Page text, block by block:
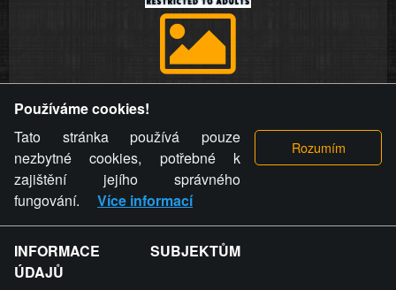
videa a komentáře. Osoba, které se toto opatření provozovatele
stránky týče, ani osoba, která umístila fotografii nebo video na
stránku, nemůže z důvodu odstranění fotografie, videa nebo
komentáře pro výše uvedenou okolnost uplatnit vůči
provozovateli stránky žádný nárok na náhradu škody nebo
nemajetkové újmy.
ZVRÁCENÝ.CZ - Svět není zvrácenej. To jen
Používáme cookies!
Tato stránka používá pouze
nezbytné cookies, potřebné k
zajištění jejího správného
fungování.
Více informací
INFORMACE SUBJEKTŮM
ÚDAJŮ